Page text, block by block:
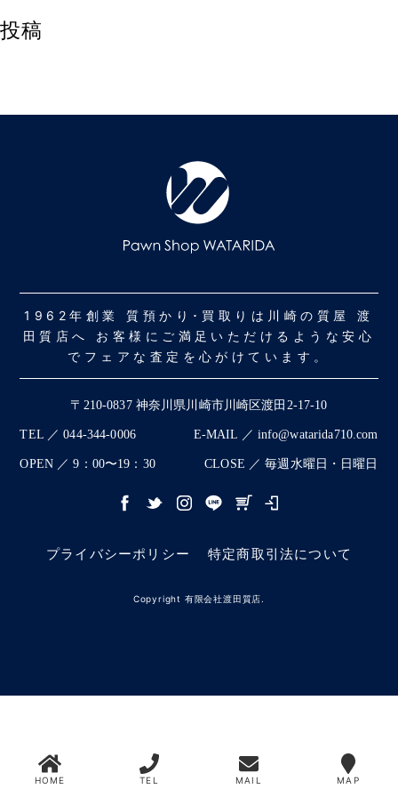
投稿
1962年創業 質預かり･買取りは川崎の質屋 渡
田質店へ お客様にご満足いただけるような安心
でフェアな査定を心がけています。
〒210-0837 神奈川県川崎市川崎区渡田2-17-10
TEL ／ 044-344-0006 E-MAIL ／ info@watarida710.com
OPEN ／ 9：00〜19：30 CLOSE ／ 毎週水曜日・日曜日
プライバシーポリシー 特定商取引法について
Copyright 有限会社渡田質店.
HOME TEL MAIL MAP